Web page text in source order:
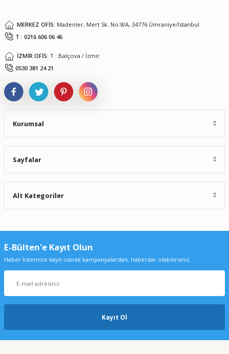
MERKEZ OFİS: Madenler, Mert Sk. No:8/A, 34776 Ümraniye/İstanbul
T : 0216 606 06 46
İZMİR OFİS: T : Balçova / İzmir
0530 381 24 21
Kurumsal
Sayfalar
Alt Kategoriler
E-Bülten'e Kayıt Olun
Haber listemize kayıt olarak kampanyalardan, haberdar olabilirsiniz.
Kayıt Ol